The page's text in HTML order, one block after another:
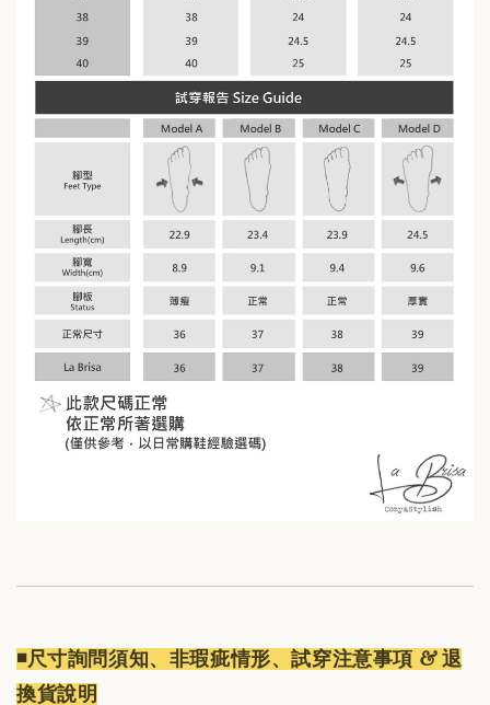
◾️尺寸詢問須知、非瑕疵情形、試穿注意事項 & 退
換貨說明